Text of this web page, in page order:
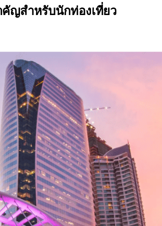
ญสำหรับนักท่องเที่ยว